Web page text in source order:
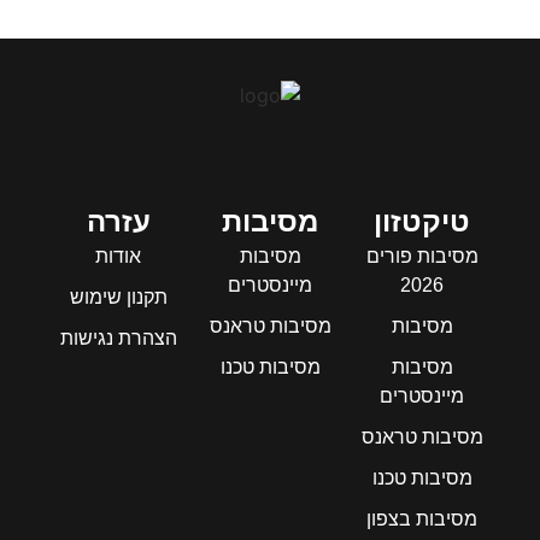
טיקטזון
מסיבות פורים
2026
מסיבות
מסיבות
מיינסטרים
מסיבות טראנס
מסיבות טכנו
מסיבות בצפון
מסיבות
מסיבות
מיינסטרים
מסיבות טראנס
מסיבות טכנו
עזרה
אודות
תקנון שימוש
הצהרת נגישות